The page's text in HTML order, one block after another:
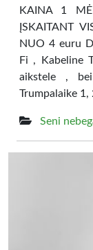
KAINA 1
ĮSKAITANT
NUO 4 euru
Fi , Kabeline
aikstele ,
Trumpalaike
Seni